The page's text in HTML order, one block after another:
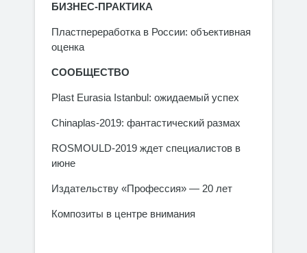
БИЗНЕС-ПРАКТИКА
Пластпереработка в России: объективная
оценка
СООБЩЕСТВО
Plast Eurasia Istanbul: ожидаемый успех
Chinaplas-2019: фантастический размах
ROSMOULD-2019 ждет специалистов в
июне
Издательству «Профессия» — 20 лет
Композиты в центре внимания